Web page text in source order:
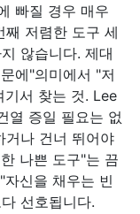
빠질 경우 매우
째 저렴한 도구 세
않습니다. 제대
에"의미에서 "저
기서 찾는 것. Lee
열 증일 필요는 없
거나 건너 뛰어야
나쁜 도구"는 끔
신을 채우는 빈
선호됩니다.